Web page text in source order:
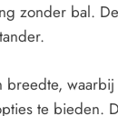
zonder bal.
breedte,
te